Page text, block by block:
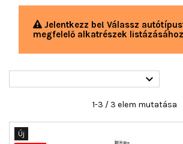
Jelentkezz be! Válassz
megfelelő alkatrészek

1-3 / 3 elem mutatása
Új